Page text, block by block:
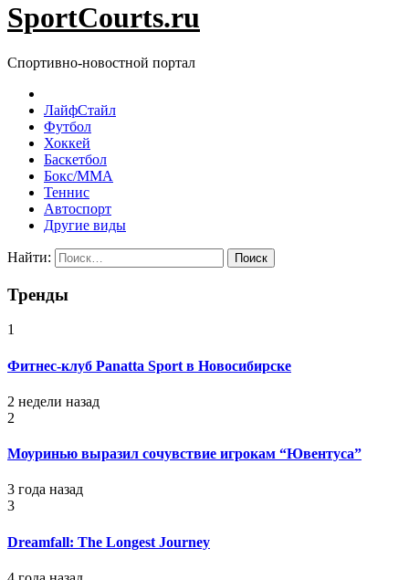
SportCourts.ru
Спортивно-новостной портал
ЛайфСтайл
Футбол
Хоккей
Баскетбол
Бокс/MMA
Теннис
Автоспорт
Другие виды
Найти:
Тренды
1
Фитнес-клуб Panatta Sport в Новосибирске
2 недели назад
2
Моуринью выразил сочувствие игрокам “Ювентуса”
3 года назад
3
Dreamfall: The Longest Journey